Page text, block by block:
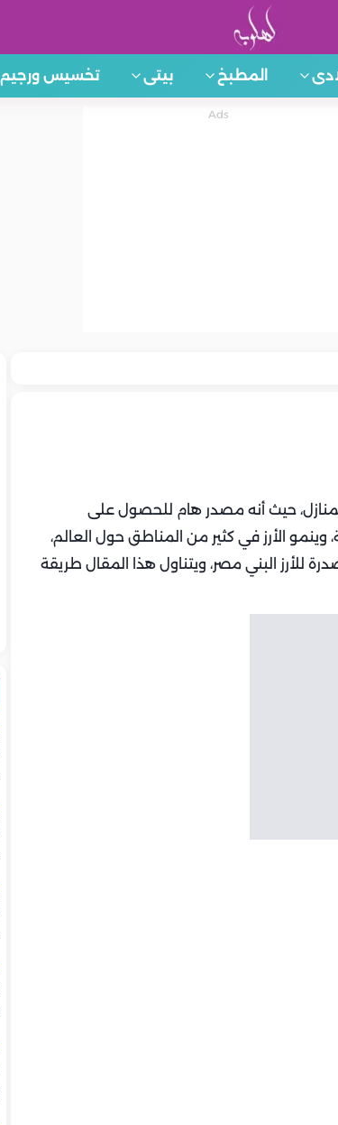
المطبخ بيتى تخسيس ورجيم
حيث أنه مصدر هام للحصول على
الأرز في كثير من المناطق حول العالم،
للأرز البني مصر، ويتناول هذا المقال طريقة